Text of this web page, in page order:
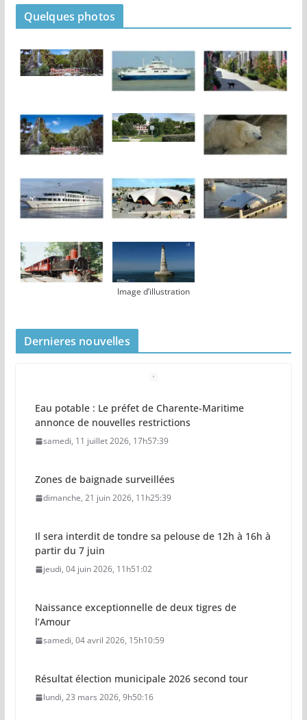
Quelques photos
Image d’illustration
Dernieres nouvelles
Eau potable : Le préfet de Charente-Maritime
annonce de nouvelles restrictions
samedi, 11 juillet 2026, 17h57:39
Zones de baignade surveillées
dimanche, 21 juin 2026, 11h25:39
Il sera interdit de tondre sa pelouse de 12h à 16h à
partir du 7 juin
jeudi, 04 juin 2026, 11h51:02
Naissance exceptionnelle de deux tigres de
l’Amour
samedi, 04 avril 2026, 15h10:59
Résultat élection municipale 2026 second tour
lundi, 23 mars 2026, 9h50:16